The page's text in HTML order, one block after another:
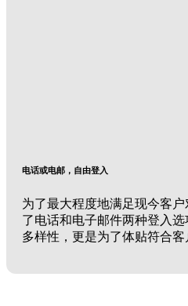
电话或电邮，自由登入
为了最大程度地满足现今客
了电话和电子邮件两种登入
多样性，更是为了体贴符合客